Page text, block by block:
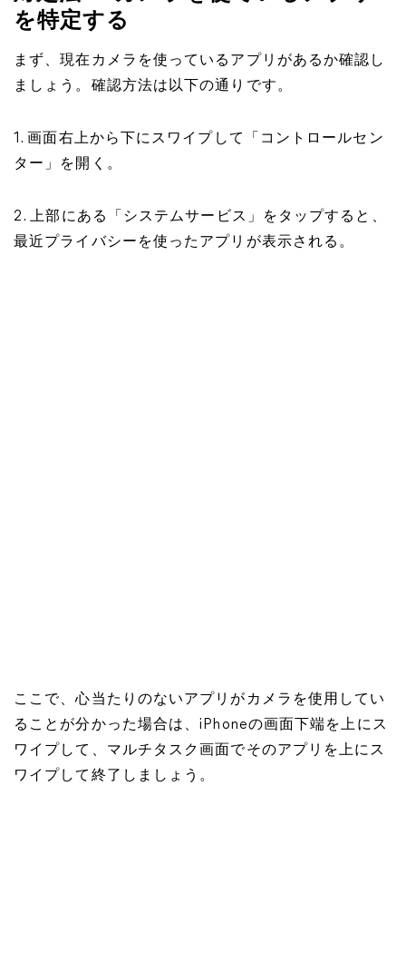
を特定する
まず、現在カメラを使っているアプリがあるか確認し
ましょう。確認方法は以下の通りです。
1. 画面右上から下にスワイプして「コントロールセン
ター」を開く。
2. 上部にある「システムサービス」をタップすると、
最近プライバシーを使ったアプリが表示される。
ここで、心当たりのないアプリがカメラを使用してい
ることが分かった場合は、iPhoneの画面下端を上にス
ワイプして、マルチタスク画面でそのアプリを上にス
ワイプして終了しましょう。